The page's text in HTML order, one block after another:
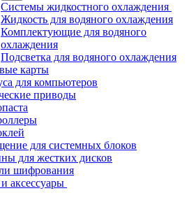
Системы жидкостного охлаждения
Жидкость для водяного охлаждения
Комплектующие для водяного
охлаждения
Подсветка для водяного охлаждения
карты
для компьютеров
приводы
для системных блоков
для жестких дисков
шифрования
аксессуары